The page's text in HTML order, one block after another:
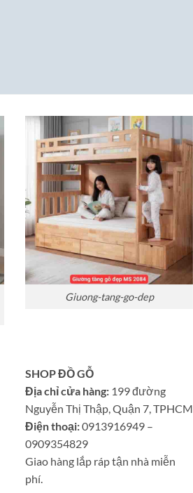
Giuong-tang-go-dep
SHOP ĐỒ GỖ
Địa chỉ cửa hàng: 199 đường
Nguyễn Thị Thập, Quận 7, TPHCM
Điện thoại:0913916949 –
0909354829
Giao hàng lắp ráp tận nhà miễn
phí.